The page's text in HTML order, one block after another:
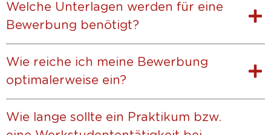
Welche Unterlagen werden für eine
Bewerbung benötigt?
Wie reiche ich meine Bewerbung
optimalerweise ein?
Wie lange sollte ein Praktikum bzw.